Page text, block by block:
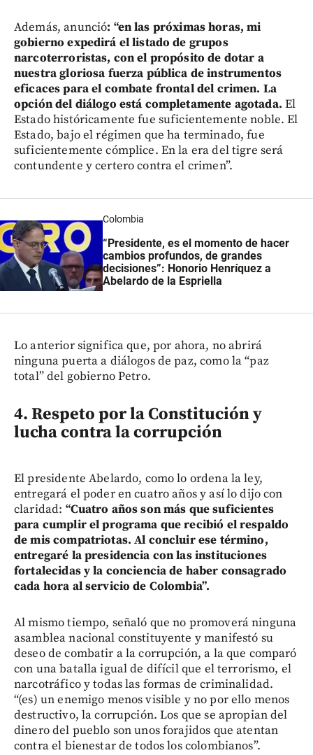
Además, anunció: “en las próximas horas, mi
gobierno expedirá el listado de grupos
narcoterroristas, con el propósito de dotar a
nuestra gloriosa fuerza pública de instrumentos
eficaces para el combate frontal del crimen. La
opción del diálogo está completamente agotada.El
Estado históricamente fue suficientemente noble. El
Estado, bajo el régimen que ha terminado, fue
suficientemente cómplice. En la era del tigre será
contundente y certero contra el crimen”.
Colombia
“Presidente, es el momento de hacer
cambios profundos, de grandes
decisiones”: Honorio Henríquez a
Abelardo de la Espriella
Lo anterior significa que, por ahora, no abrirá
ninguna puerta a diálogos de paz, como la “paz
total” del gobierno Petro.
4. Respeto por la Constitución y
lucha contra la corrupción
El presidente Abelardo, como lo ordena la ley,
entregará el poder en cuatro años y así lo dijo con
claridad: “Cuatro años son más que suficientes
para cumplir el programa que recibió el respaldo
de mis compatriotas. Al concluir ese término,
entregaré la presidencia con las instituciones
fortalecidas y la conciencia de haber consagrado
cada hora al servicio de Colombia”.
Al mismo tiempo, señaló que no promoverá ninguna
asamblea nacional constituyente y manifestó su
deseo de combatir a la corrupción, a la que comparó
con una batalla igual de difícil que el terrorismo, el
narcotráfico y todas las formas de criminalidad.
“(es) un enemigo menos visible y no por ello menos
destructivo, la corrupción. Los que se apropian del
dinero del pueblo son unos forajidos que atentan
contra el bienestar de todos los colombianos”.